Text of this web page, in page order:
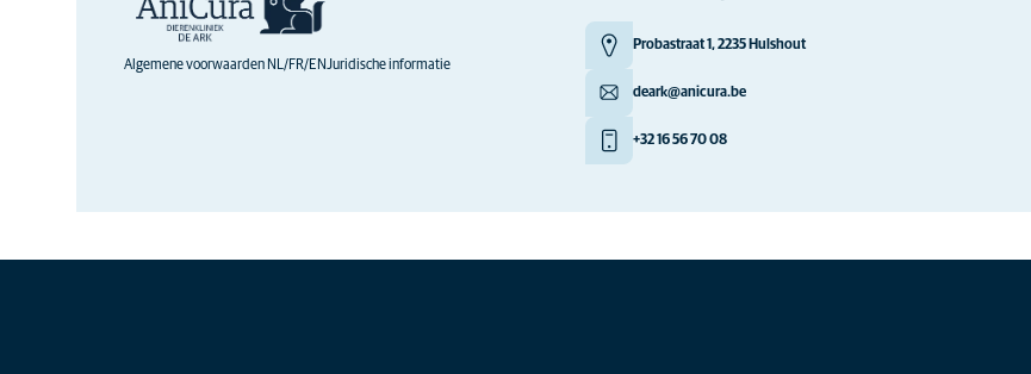
Algemene voorwaarden NL/FR/ENJuridische informatie
Probastraat 1, 2235 Hulshout
deark@anicura.be
+32 16 56 70 08